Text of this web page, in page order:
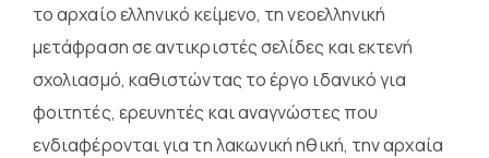
το αρχαίο ελληνικό κείμενο, τη νεοελληνική
μετάφραση σε αντικριστές σελίδες και εκτενή
σχολιασμό, καθιστώντας το έργο ιδανικό για
φοιτητές, ερευνητές και αναγνώστες που
ενδιαφέρονται για τη λακωνική ηθική, την αρχαία